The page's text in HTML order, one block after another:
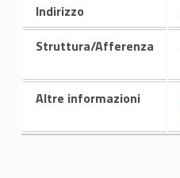
Indirizzo
Struttura/Afferenza
Altre informazioni